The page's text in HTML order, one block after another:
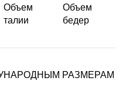
Объем
талии
Объем
бедер
РАЗМЕРАМ